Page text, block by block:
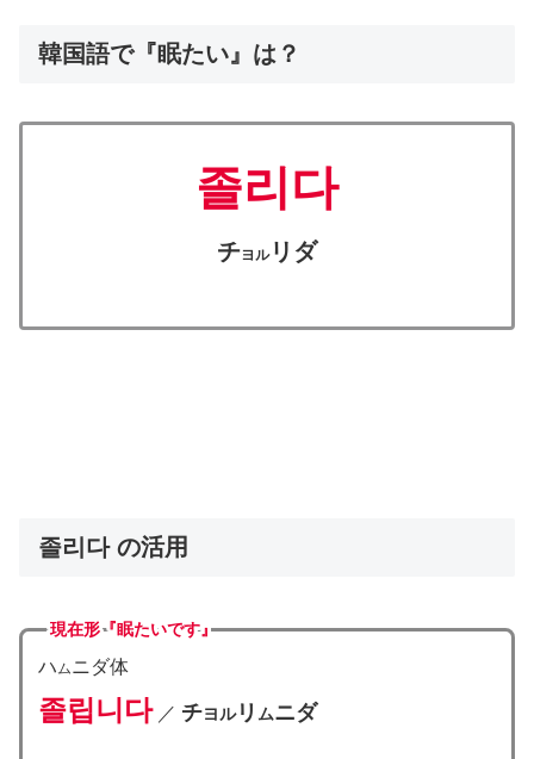
韓国語で『眠たい』は？
졸리다
チヨルリダ
졸리다 の活用
現在形『眠たいです』
ハムニダ体
졸립니다／ チヨルリ ムニダ